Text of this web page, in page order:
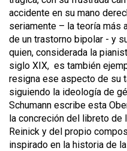
accidente en su mano
seriamente – la teoría más
de un trastorno bipolar - y
quien, considerada la
siglo XIX, es también
resigna ese aspecto de su
siguiendo la ideología de
Schumann escribe esta
la concreción del libreto de
Reinick y del propio
inspirado en la historia de